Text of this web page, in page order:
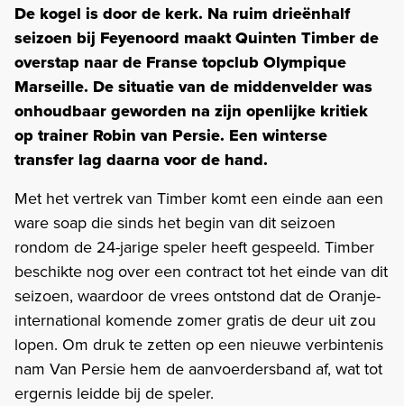
De kogel is door de kerk. Na ruim drieënhalf
seizoen bij Feyenoord maakt Quinten Timber de
overstap naar de Franse topclub Olympique
Marseille. De situatie van de middenvelder was
onhoudbaar geworden na zijn openlijke kritiek
op trainer Robin van Persie. Een winterse
transfer lag daarna voor de hand.
Met het vertrek van Timber komt een einde aan een
ware soap die sinds het begin van dit seizoen
rondom de 24-jarige speler heeft gespeeld. Timber
beschikte nog over een contract tot het einde van dit
seizoen, waardoor de vrees ontstond dat de Oranje-
international komende zomer gratis de deur uit zou
lopen. Om druk te zetten op een nieuwe verbintenis
nam Van Persie hem de aanvoerdersband af, wat tot
ergernis leidde bij de speler.